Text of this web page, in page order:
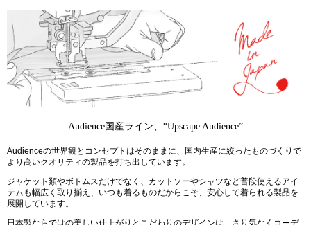
Audience国産ライン、“Upscape Audience”
Audienceの世界観とコンセプトはそのままに、国内生産に絞ったものづくりで
より高いクオリティの製品を打ち出しています。
ジャケット類やボトムスだけでなく、カットソーやシャツなど普段使えるアイ
テムも幅広く取り揃え、いつも着るものだからこそ、安心して着られる製品を
展開しています。
日本製ならではの美しい仕上がりとこだわりのデザインは、さり気なくコーデ